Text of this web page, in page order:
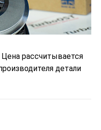
рассчитывается
детали